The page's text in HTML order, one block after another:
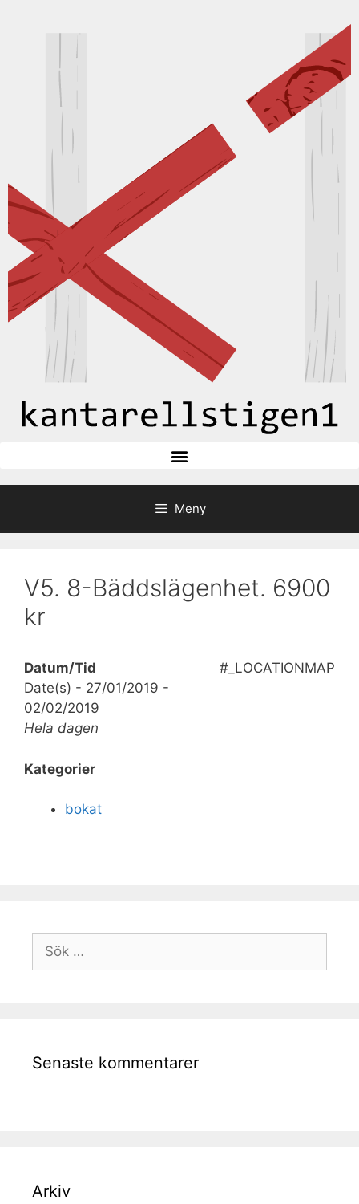
Meny
V5. 8-Bäddslägenhet. 6900
kr
#_LOCATIONMAP
Datum/Tid
Date(s) - 27/01/2019 -
02/02/2019
Hela dagen
Kategorier
bokat
Senaste kommentarer
Arkiv